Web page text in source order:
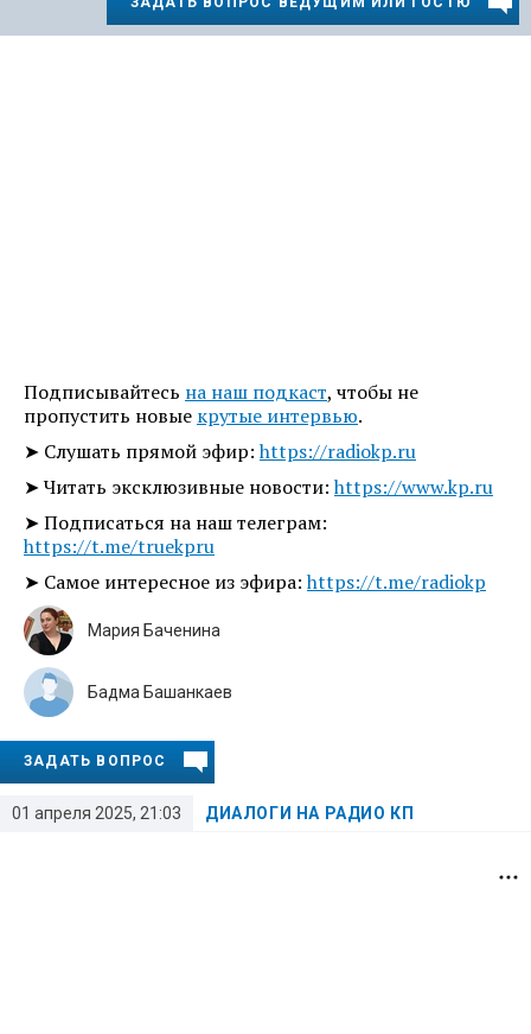
Подписывайтесь на наш подкаст, чтобы не
пропустить новые крутые интервью.
➤ Слушать прямой эфир:https://radiokp.ru
➤ Читать эксклюзивные новости:https://www.kp.ru
➤ Подписаться на наш телеграм:
https://t.me/truekpru
➤ Самое интересное из эфира:https://t.me/radiokp
01 апреля 2025, 21:03 ДИАЛОГИ НА РАДИО КП
Мария Баченина
Бадма Башанкаев
ЗАДАТЬ ВОПРОС